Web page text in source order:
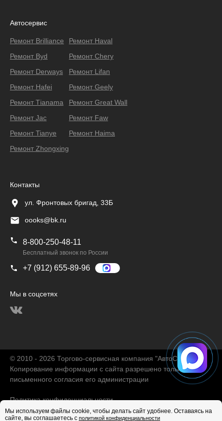
Автосервис
Ремонт Brilliance
Ремонт Byd
Ремонт Derways
Ремонт Hafei
Ремонт Тianama
Ремонт Jac
Ремонт Tianye
Ремонт Zhongxing
Ремонт Haval
Ремонт Chery
Ремонт Lifan
Ремонт Geely
Ремонт Great Wall
Ремонт Faw
Ремонт Haima
Контакты
ул. Фронтовых бригад, 33Б
oooks@bk.ru
8-800-250-48-11
Бесплатный звонок по России
+7 (912) 655-89-96
Мы в соцсетях
© 2010 - 2026 Торгово-сервисная компания "АвтоChina"
Копирование информации с сайта разрешено только с
письменного согласия его администрации
Политика конфиденциальности
Мы используем файлы cookie, чтобы делать сайт удобнее. Оставаясь на
сайте, вы соглашаетесь с политикой конфиденциальности